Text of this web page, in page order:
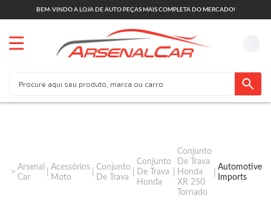
BEM-VINDO A LOJA DE AUTO PEÇAS MAIS COMPLETA DO MERCADO!
Arsenal
Car
Acessórios
Moto
Conjunto
De Trava
Conjunto
De Trava
Honda
Conjunto
De Trava
Honda
XR 250
Tornado
Automotive
Imports